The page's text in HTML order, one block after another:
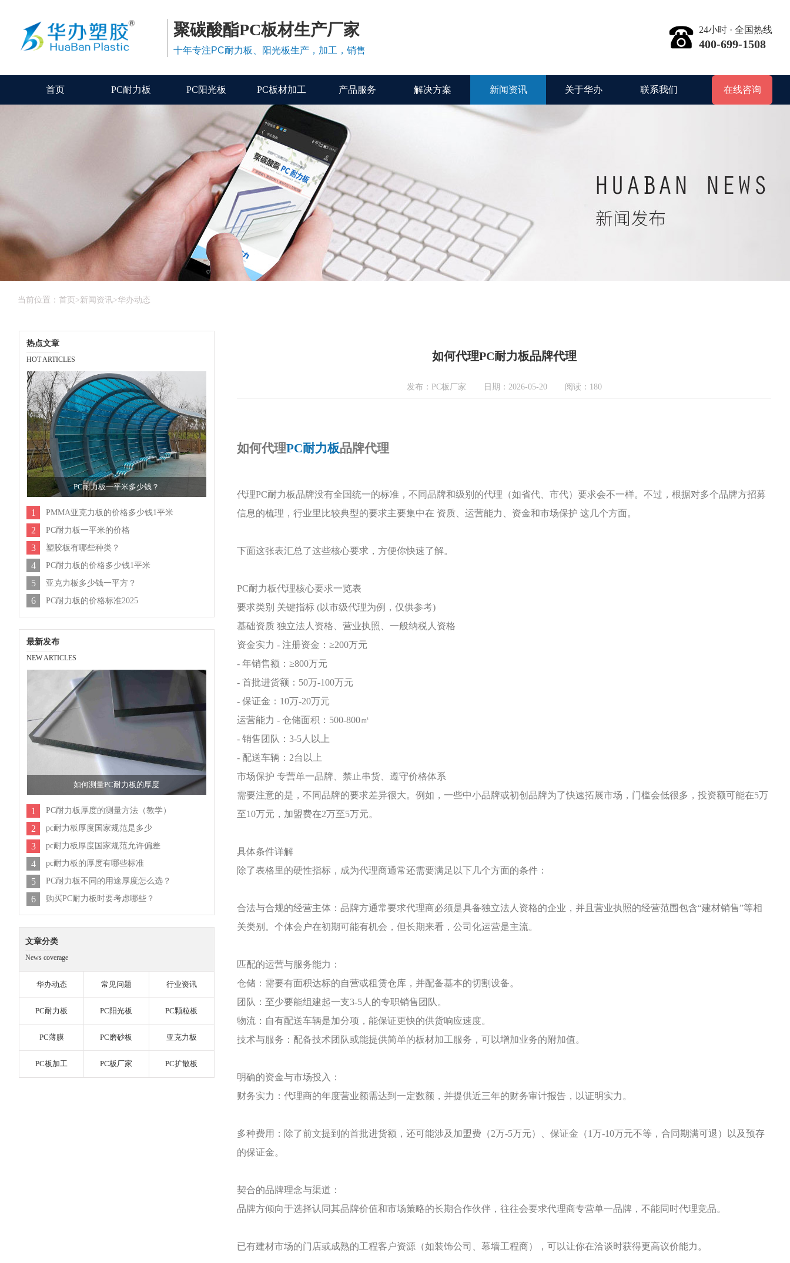
聚碳酸酯PC板材生产厂家
十年专注PC耐力板、阳光板生产，加工，销售
24小时 · 全国热线
400-699-1508
首页 PC耐力板 PC阳光板 PC板材加工 产品服务 解决方案 新闻资讯 关于华办 联系我们 在线咨询
当前位置： 首页 >新闻资讯>华办动态
如何代理PC耐力板品牌代理
发布：PC板厂家 日期：2026-05-20 阅读：180
如何代理PC耐力板品牌代理
代理PC耐力板品牌没有全国统一的标准，不同品牌和级别的代理（如省代、市代）要求会不一样。不过，根据对多个品牌方招募
信息的梳理，行业里比较典型的要求主要集中在 资质、运营能力、资金和市场保护 这几个方面。
下面这张表汇总了这些核心要求，方便你快速了解。
PC耐力板代理核心要求一览表
要求类别 关键指标 (以市级代理为例，仅供参考)
基础资质 独立法人资格、营业执照、一般纳税人资格
资金实力 - 注册资金：≥200万元
- 年销售额：≥800万元
- 首批进货额：50万-100万元
- 保证金：10万-20万元
运营能力 - 仓储面积：500-800㎡
- 销售团队：3-5人以上
- 配送车辆：2台以上
市场保护 专营单一品牌、禁止串货、遵守价格体系
需要注意的是，不同品牌的要求差异很大。例如，一些中小品牌或初创品牌为了快速拓展市场，门槛会低很多，投资额可能在5万
至10万元，加盟费在2万至5万元。
具体条件详解
除了表格里的硬性指标，成为代理商通常还需要满足以下几个方面的条件：
合法与合规的经营主体：品牌方通常要求代理商必须是具备独立法人资格的企业，并且营业执照的经营范围包含“建材销售”等相
关类别。个体会户在初期可能有机会，但长期来看，公司化运营是主流。
匹配的运营与服务能力：
仓储：需要有面积达标的自营或租赁仓库，并配备基本的切割设备。
团队：至少要能组建起一支3-5人的专职销售团队。
物流：自有配送车辆是加分项，能保证更快的供货响应速度。
技术与服务：配备技术团队或能提供简单的板材加工服务，可以增加业务的附加值。
明确的资金与市场投入：
财务实力：代理商的年度营业额需达到一定数额，并提供近三年的财务审计报告，以证明实力。
多种费用：除了前文提到的首批进货额，还可能涉及加盟费（2万-5万元）、保证金（1万-10万元不等，合同期满可退）以及预存
的保证金。
契合的品牌理念与渠道：
品牌方倾向于选择认同其品牌价值和市场策略的长期合作伙伴，往往会要求代理商专营单一品牌，不能同时代理竞品。
已有建材市场的门店或成熟的工程客户资源（如装饰公司、幕墙工程商），可以让你在洽谈时获得更高议价能力。
热点文章
HOT ARTICLES
PC耐力板一平米多少钱？
1 PMMA亚克力板的价格多少钱1平米
2 PC耐力板一平米的价格
3 塑胶板有哪些种类？
4 PC耐力板的价格多少钱1平米
5 亚克力板多少钱一平方？
6 PC耐力板的价格标准2025
最新发布
NEW ARTICLES
如何测量PC耐力板的厚度
1 PC耐力板厚度的测量方法（教学）
2 pc耐力板厚度国家规范是多少
3 pc耐力板厚度国家规范允许偏差
4 pc耐力板的厚度有哪些标准
5 PC耐力板不同的用途厚度怎么选？
6 购买PC耐力板时要考虑哪些？
文章分类
News coverage
华办动态 常见问题 行业资讯
PC耐力板 PC阳光板 PC颗粒板
PC薄膜 PC磨砂板 亚克力板
PC板加工 PC板厂家 PC扩散板